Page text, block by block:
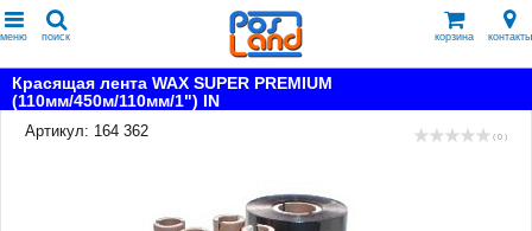
меню поиск корзина контакты
Красящая лента WAX SUPER PREMIUM
(110мм/450м/110мм/1") IN
Артикул: 164 362
( 0 )